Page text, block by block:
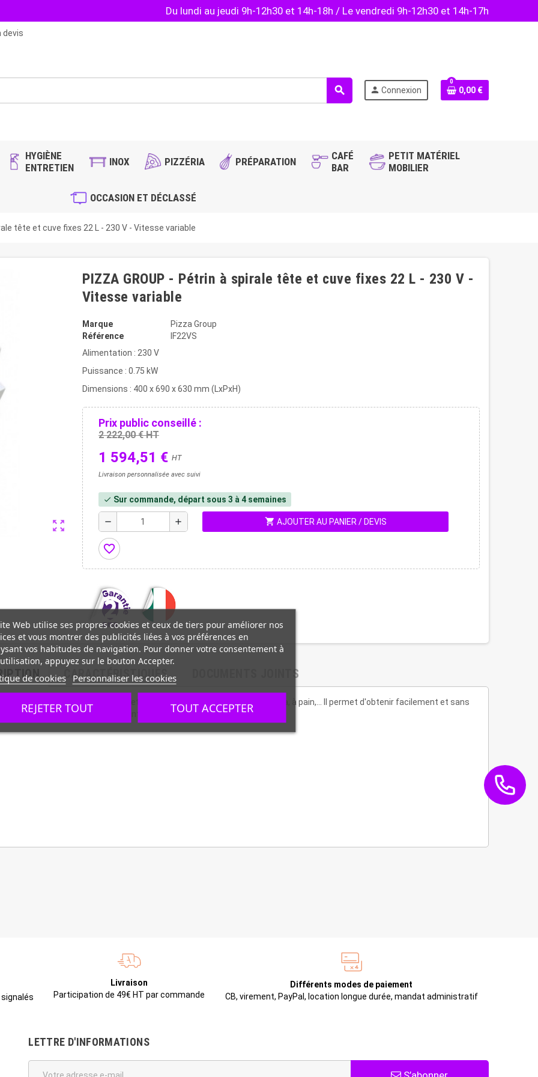
Du lundi au jeudi 9h-12h30 et 14h-18h / Le vendredi 9h-12h30 et 14h-17h
devis
search person Connexion
0
0,00 €
HYGIÈNE
ENTRETIEN
INOX PIZZÉRIA PRÉPARATION
CAFÉ
BAR
PETIT MATÉRIEL
MOBILIER
OCCASION ET DÉCLASSÉ
tête et cuve fixes 22 L - 230 V - Vitesse variable
zoom_out_map
PIZZA GROUP - Pétrin à spirale tête et cuve fixes 22 L - 230 V -
Vitesse variable
Marque
Pizza Group
Référence
IF22VS
Alimentation : 230 V
Puissance : 0.75 kW
Dimensions : 400 x 690 x 630 mm (LxPxH)
Prix public conseillé :
2 222,00 € HT
1 594,51 € HT
Livraison personnalisée avec suivi
check Sur commande, départ sous 3 à 4 semaines
remove add shopping_cart AJOUTER AU PANIER / DEVIS
favorite_border
CARACTÉRISTIQUES DOCUMENTS JOINTS
professionnelvous permet de préparer et pétrir vos pâtes à pizza, à pain,... Il permet d'obtenir facilement et sans
facilitent son déplacement dans votre cuisine.
Livraison
Participation de 49€ HT par commande
Différents modes de paiement
CB, virement, PayPal, location longue durée, mandat administratif
LETTRE D'INFORMATIONS
Web utilise ses propres cookies et ceux de tiers pour améliorer nos
et vous montrer des publicités liées à vos préférences en
vos habitudes de navigation. Pour donner votre consentement à
appuyez sur le bouton Accepter.
de cookies Personnaliser les cookies
REJETER TOUT TOUT ACCEPTER